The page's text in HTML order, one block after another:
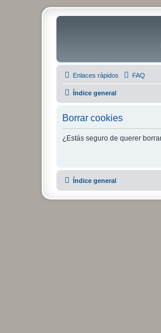
Enlaces rápidos FAQ
Índice general
Borrar cookies
¿Estás seguro de querer
Índice general